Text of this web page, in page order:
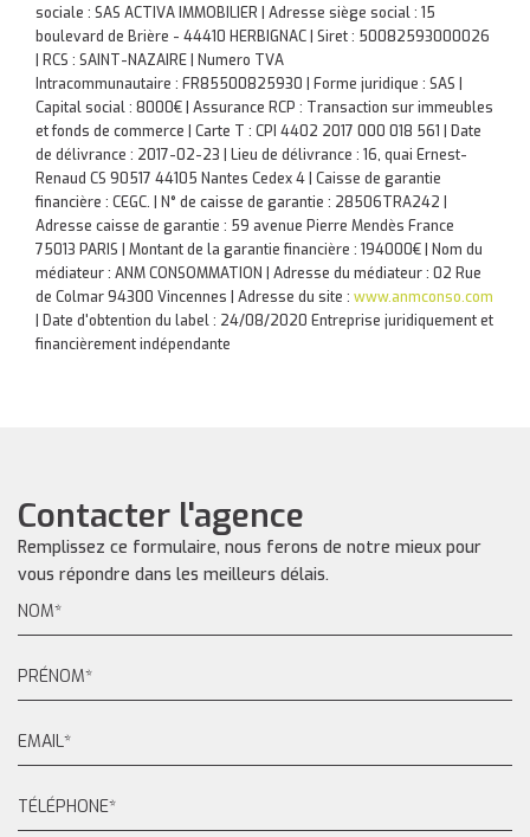
sociale : SAS ACTIVA IMMOBILIER | Adresse siège social : 15
boulevard de Brière - 44410 HERBIGNAC | Siret : 50082593000026
| RCS : SAINT-NAZAIRE | Numero TVA
Intracommunautaire : FR85500825930 | Forme juridique : SAS |
Capital social : 8000€ | Assurance RCP : Transaction sur immeubles
et fonds de commerce | Carte T : CPI 4402 2017 000 018 561 | Date
de délivrance : 2017-02-23 | Lieu de délivrance : 16, quai Ernest-
Renaud CS 90517 44105 Nantes Cedex 4 | Caisse de garantie
financière : CEGC. | N° de caisse de garantie : 28506TRA242 |
Adresse caisse de garantie : 59 avenue Pierre Mendès France
75013 PARIS | Montant de la garantie financière : 194000€ | Nom du
médiateur : ANM CONSOMMATION | Adresse du médiateur : 02 Rue
de Colmar 94300 Vincennes | Adresse du site : www.anmconso.com
| Date d'obtention du label : 24/08/2020 Entreprise juridiquement et
financièrement indépendante
Contacter l'agence
Remplissez ce formulaire, nous ferons de notre mieux pour
vous répondre dans les meilleurs délais.